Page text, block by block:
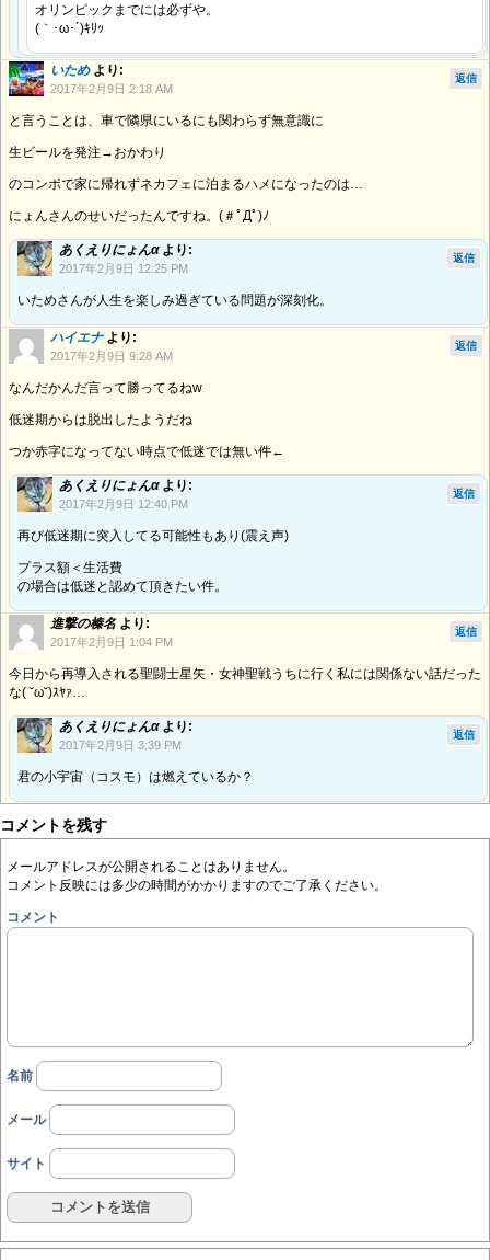
オリンピックまでには必ずや。
(｀･ω･´)ｷﾘｯ
いため より:
2017年2月9日 2:18 AM
と言うことは、車で隣県にいるにも関わらず無意識に
生ビールを発注→おかわり
のコンボで家に帰れずネカフェに泊まるハメになったのは…
にょんさんのせいだったんですね。(＃ﾟДﾟ)ﾉ
返信
あくえりにょんα より:
2017年2月9日 12:25 PM
いためさんが人生を楽しみ過ぎている問題が深刻化。
返信
ハイエナ より:
2017年2月9日 9:28 AM
なんだかんだ言って勝ってるねw
低迷期からは脱出したようだね
つか赤字になってない時点で低迷では無い件←
返信
あくえりにょんα より:
2017年2月9日 12:40 PM
再び低迷期に突入してる可能性もあり(震え声)
プラス額＜生活費
の場合は低迷と認めて頂きたい件。
返信
進撃の榛名 より:
2017年2月9日 1:04 PM
今日から再導入される聖闘士星矢・女神聖戦うちに行く私には関係ない話だった
な( ˘ω˘)ｽﾔｧ…
返信
あくえりにょんα より:
2017年2月9日 3:39 PM
君の小宇宙（コスモ）は燃えているか？
返信
コメントを残す
メールアドレスが公開されることはありません。
コメント反映には多少の時間がかかりますのでご了承ください。
コメント
名前
メール
サイト